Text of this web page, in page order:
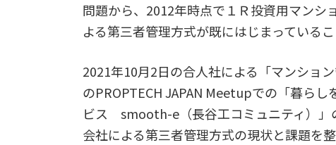
問題から、2012年時点で１Ｒ投資用マンシ
よる第三者管理方式が既にはじまっているこ
2021年10月2日の合人社による「マンショ
のPROPTECH JAPAN Meetupでの「暮ら
ビス smooth-e（長谷工コミュニティ）」
会社による第三者管理方式の現状と課題を整